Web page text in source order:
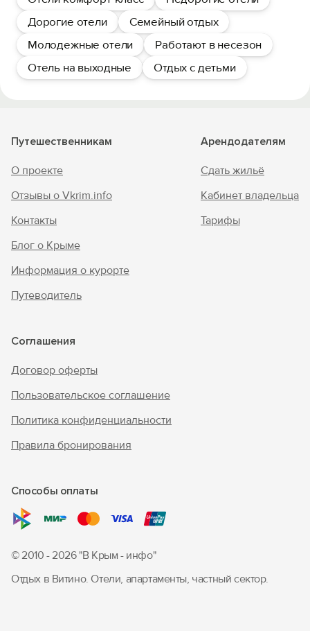
Дорогие отели
Семейный отдых
Молодежные отели
Работают в несезон
Отель на выходные
Отдых с детьми
Путешественникам
О проекте
Отзывы о Vkrim.info
Контакты
Блог о Крыме
Информация о курорте
Путеводитель
Арендодателям
Сдать жильё
Кабинет владельца
Тарифы
Соглашения
Договор оферты
Пользовательское соглашение
Политика конфиденциальности
Правила бронирования
Способы оплаты
© 2010 - 2026 "В Крым - инфо"
Отдых в Витино. Отели, апартаменты, частный сектор.